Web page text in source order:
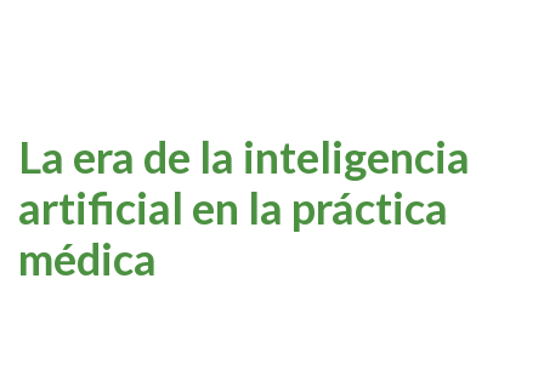
La era de la inteligencia
artificial en la práctica
médica